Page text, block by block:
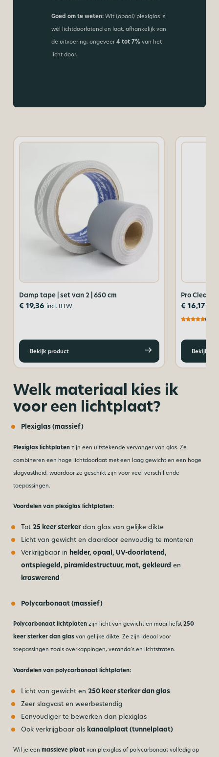
Goed om te weten: Wit (opaal) plexiglas is
wél lichtdoorlatend en laat, afhankelijk van
de uitvoering, ongeveer4 tot 7% van het
licht door.
Damp tape | set van 2 | 650 cm
€ 19,36 incl. BTW
Bekijk product
Pro Cleaner
€ 16,17
(5,0)
Bekijk
Welk materiaal kies ik
voor een lichtplaat?
Plexiglas (massief)
Plexiglaslichtplaten zijn een uitstekende vervanger van glas. Ze
combineren een hoge lichtdoorlaat met een laag gewicht en een hoge
slagvastheid, waardoor ze geschikt zijn voor veel verschillende
toepassingen.
Voordelen van plexiglas lichtplaten:
Tot25 keer sterkerdan glas van gelijke dikte
Licht van gewicht en daardoor eenvoudig te monteren
Verkrijgbaar inhelder, opaal, UV-doorlatend,
ontspiegeld, piramidestructuur, mat, gekleurd en
kraswerend
Polycarbonaat (massief)
Polycarbonaat lichtplaten zijn licht van gewicht en maar liefst250
keer sterker dan glas van gelijke dikte. Ze zijn ideaal voor
toepassingen zoals overkappingen, veranda’s en lichtstraten.
Voordelen van polycarbonaat lichtplaten:
Licht van gewicht en250 keer sterker dan glas
Zeer slagvast en weerbestendig
Eenvoudiger te bewerken dan plexiglas
Ook verkrijgbaar als kanaalplaat (tunnelplaat)
Wil je eenmassieve plaat van plexiglas of polycarbonaat volledig op